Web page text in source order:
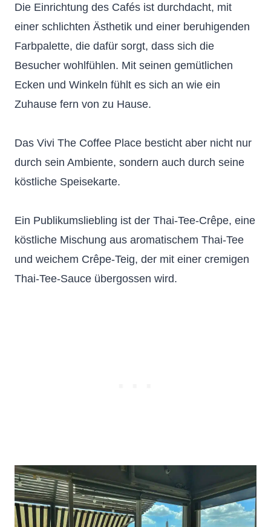
Die Einrichtung des Cafés ist durchdacht, mit
einer schlichten Ästhetik und einer beruhigenden
Farbpalette, die dafür sorgt, dass sich die
Besucher wohlfühlen. Mit seinen gemütlichen
Ecken und Winkeln fühlt es sich an wie ein
Zuhause fern von zu Hause.
Das Vivi The Coffee Place besticht aber nicht nur
durch sein Ambiente, sondern auch durch seine
köstliche Speisekarte.
Ein Publikumsliebling ist der Thai-Tee-Crêpe, eine
köstliche Mischung aus aromatischem Thai-Tee
und weichem Crêpe-Teig, der mit einer cremigen
Thai-Tee-Sauce übergossen wird.